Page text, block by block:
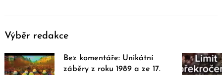
Výběr redakce
Bez komentáře: Unikátní
záběry z roku 1989 a ze 17.